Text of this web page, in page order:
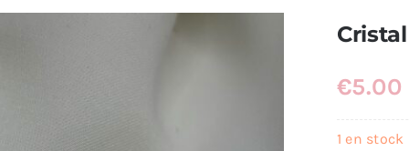
€5.00
1 en stock